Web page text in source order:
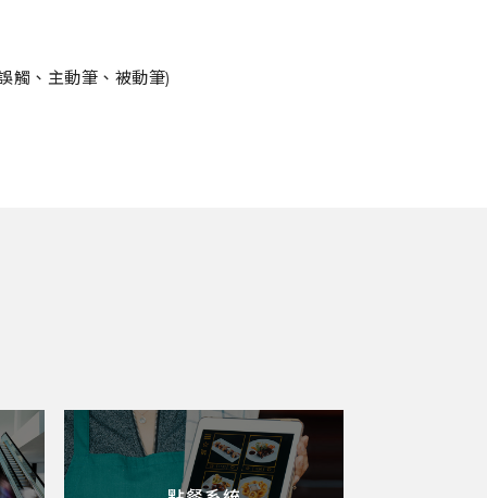
觸、主動筆、被動筆)